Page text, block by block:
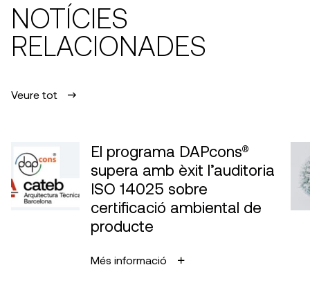
NOTÍCIES
RELACIONADES
Veure tot
El programa DAPcons®
supera amb èxit l’auditoria
ISO 14025 sobre
certificació ambiental de
producte
Més informació